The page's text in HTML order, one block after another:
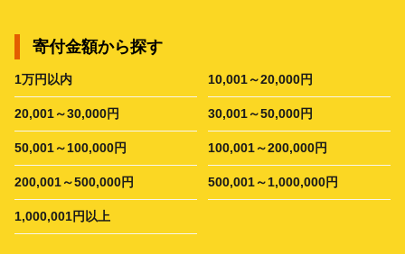
寄付金額から探す
1万円以内 10,001～20,000円
20,001～30,000円 30,001～50,000円
50,001～100,000円 100,001～200,000円
200,001～500,000円 500,001～1,000,000円
1,000,001円以上